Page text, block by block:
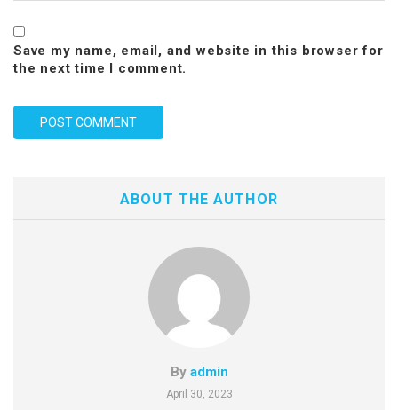
Save my name, email, and website in this browser for
the next time I comment.
ABOUT THE AUTHOR
By admin
April 30, 2023